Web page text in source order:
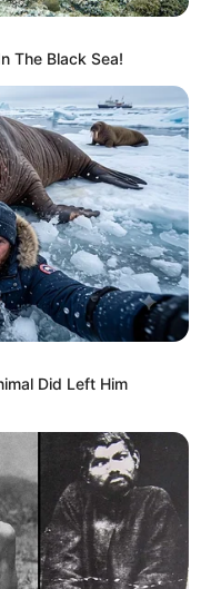
The Black Sea!
Did Left Him